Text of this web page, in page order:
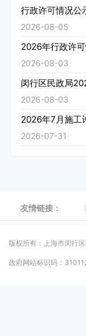
行政许可情况
2026-08-05
2026年行政许可
2026-08-03
闵行区民政局
2026-08-03
2026年7月施工
2026-07-31
友情链接：
版权所有：上海市闵行
政府网站标识码：